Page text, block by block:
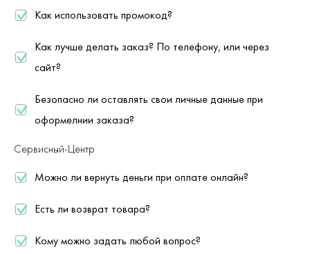
Как использовать промокод?
Как лучше делать заказ? По телефону, или через
сайт?
Безопасно ли оставлять свои личные данные при
оформелнии заказа?
Сервисный-Центр
Можно ли вернуть деньги при оплате онлайн?
Есть ли возврат товара?
Кому можно задать любой вопрос?